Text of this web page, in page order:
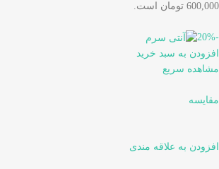
600,000 تومان است.
-20%
افزودن به سبد خرید
مشاهده سریع
مقایسه
افزودن به علاقه مندی